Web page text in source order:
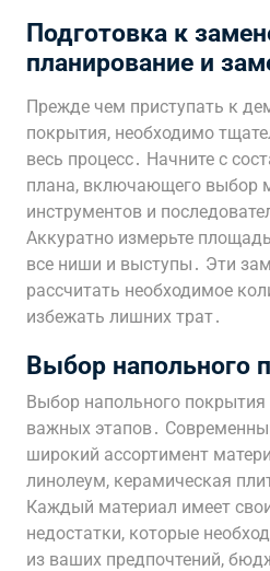
Подготовка к
планирование и
Прежде чем приступать к
покрытия, необходимо
весь процесс․ Начните с
плана, включающего выбор
инструментов и
Аккуратно измерьте
все ниши и выступы․ Эти
рассчитать необходимое
избежать лишних трат․
Выбор напольного
Выбор напольного
важных этапов․
широкий ассортимент
линолеум, керамическая
Каждый материал имеет
недостатки, которые
из ваших предпочтений,